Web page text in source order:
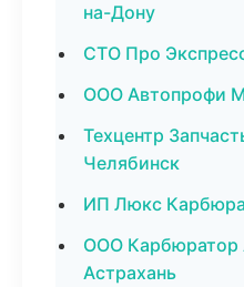
на-Дону
СТО Про
ООО Автопрофи
Техцентр
Челябинск
ИП Люкс
ООО Карбюратор
Астрахань